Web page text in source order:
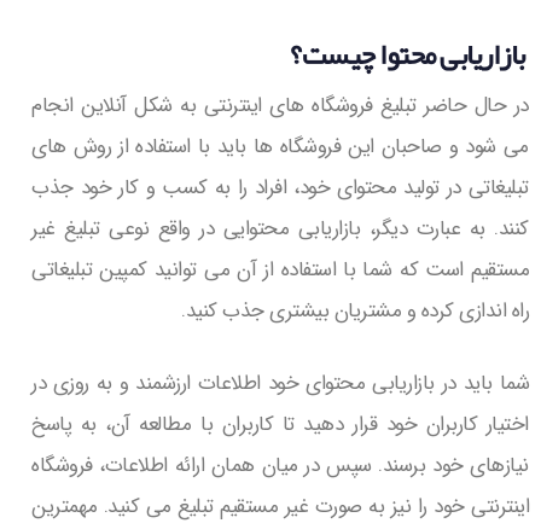
بازاریابی محتوا چیست؟
در حال حاضر تبلیغ فروشگاه های اینترنتی به شکل آنلاین انجام
می شود و صاحبان این فروشگاه ها باید با استفاده از روش های
تبلیغاتی در تولید محتوای خود، افراد را به کسب و کار خود جذب
کنند. به عبارت دیگر، بازاریابی محتوایی در واقع نوعی تبلیغ غیر
مستقیم است که شما با استفاده از آن می توانید کمپین تبلیغاتی
راه اندازی کرده و مشتریان بیشتری جذب کنید.
شما باید در بازاریابی محتوای خود اطلاعات ارزشمند و به روزی در
اختیار کاربران خود قرار دهید تا کاربران با مطالعه آن، به پاسخ
نیازهای خود برسند. سپس در میان همان ارائه اطلاعات، فروشگاه
اینترنتی خود را نیز به صورت غیر مستقیم تبلیغ می کنید. مهمترین